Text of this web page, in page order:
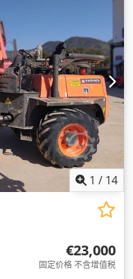
1 / 14
€23,000
固定价格 不含增值税